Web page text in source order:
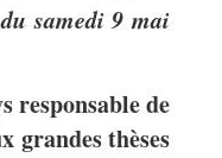
samedi 9 mai
responsable de
grandes thèses